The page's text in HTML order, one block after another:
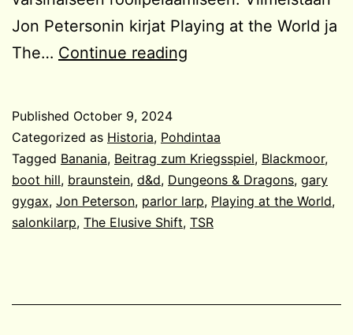
Jon Petersonin kirjat Playing at the World ja
The… Continue reading
Published October 9, 2024
Categorized as Historia, Pohdintaa
Tagged Banania, Beitrag zum Kriegsspiel, Blackmoor,
boot hill, braunstein, d&d, Dungeons & Dragons, gary
gygax, Jon Peterson, parlor larp, Playing at the World,
salonkilarp, The Elusive Shift, TSR